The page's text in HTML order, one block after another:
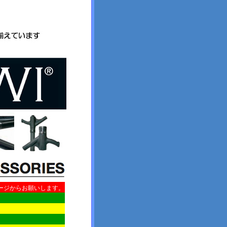
からお願いします。